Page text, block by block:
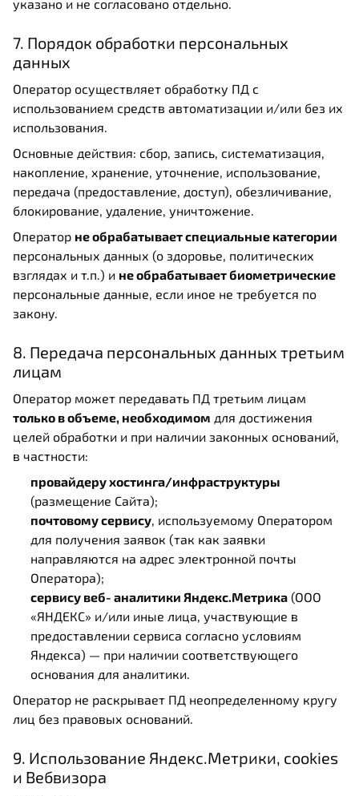
указано и не согласовано отдельно.
7. Порядок обработки персональных
данных
Оператор осуществляет обработку ПД с
использованием средств автоматизации и/или без их
использования.
Основные действия: сбор, запись, систематизация,
накопление, хранение, уточнение, использование,
передача (предоставление, доступ), обезличивание,
блокирование, удаление, уничтожение.
Оператор не обрабатывает специальные категории
персональных данных (о здоровье, политических
взглядах и т.п.) и не обрабатывает биометрические
персональные данные, если иное не требуется по
закону.
8. Передача персональных данных третьим
лицам
Оператор может передавать ПД третьим лицам
только в объеме, необходимом для достижения
целей обработки и при наличии законных оснований,
в частности:
провайдеру хостинга/инфраструктуры
(размещение Сайта);
почтовому сервису, используемому Оператором
для получения заявок (так как заявки
направляются на адрес электронной почты
Оператора);
сервису веб‑аналитики Яндекс.Метрика (ООО
«ЯНДЕКС» и/или иные лица, участвующие в
предоставлении сервиса согласно условиям
Яндекса) — при наличии соответствующего
основания для аналитики.
Оператор не раскрывает ПД неопределенному кругу
лиц без правовых оснований.
9. Использование Яндекс.Метрики, cookies
и Вебвизора